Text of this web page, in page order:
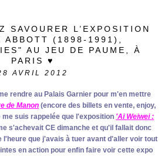
SAVOURER L’EXPOSITION
ABBOTT (1898-1991),
AU JEU DE PAUME, À
PARIS ♥
AVRIL 2012
rendre au Palais Garnier pour m'en mettre
de Manon (encore des billets en vente, enjoy,
me suis rappelée que l'exposition 'Ai Weiwei :
s'achevait CE dimanche et qu'il fallait donc
l'heure que j'avais à tuer avant d'aller voir tout
en action pour enfin faire voir cette expo